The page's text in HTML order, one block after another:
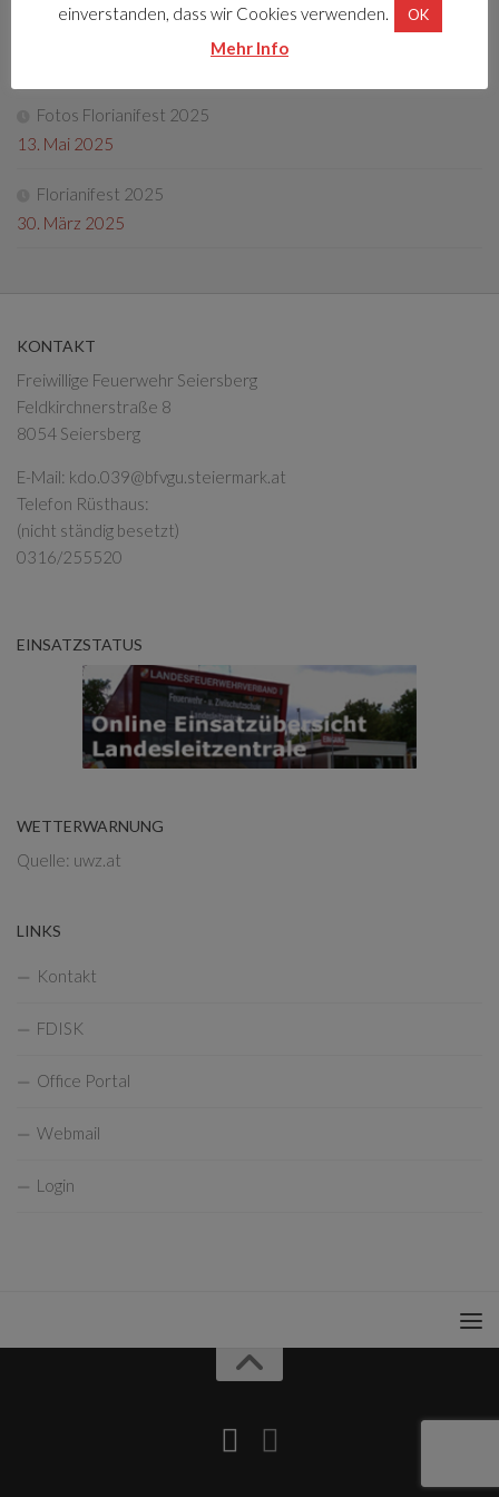
Fotos Florianifest 2025
13. Mai 2025
Florianifest 2025
30. März 2025
KONTAKT
Freiwillige Feuerwehr Seiersberg
Feldkirchnerstraße 8
8054 Seiersberg
E-Mail: kdo.039@bfvgu.steiermark.at
Telefon Rüsthaus:
(nicht ständig besetzt)
0316/255520
EINSATZSTATUS
WETTERWARNUNG
Quelle: uwz.at
LINKS
Kontakt
FDISK
Office Portal
Webmail
Login
einverstanden, dass wir Cookies verwenden.
OK
Mehr Info